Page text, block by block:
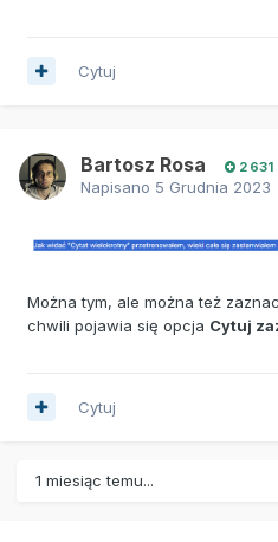
Cytuj
Bartosz Rosa 2 631
Napisano 5 Grudnia 2023
Można tym, ale można też
chwili pojawia się opcja Cytuj
Cytuj
1 miesiąc temu...